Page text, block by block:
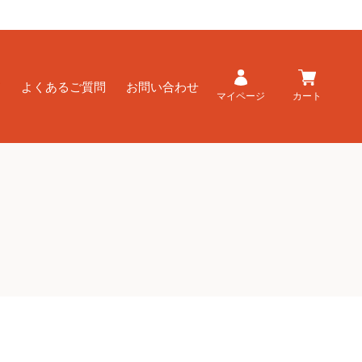
よくあるご質問 お問い合わせ
マイページ カート